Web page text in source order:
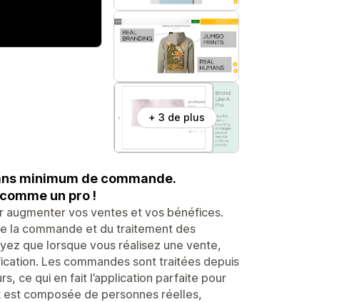
+ 3 de plus
minimum de commande.
un pro !
vos ventes et vos bénéfices.
la commande et du traitement des
que lorsque vous réalisez une vente,
Les commandes sont traitées depuis
ce qui en fait l’application parfaite pour
est composée de personnes réelles,